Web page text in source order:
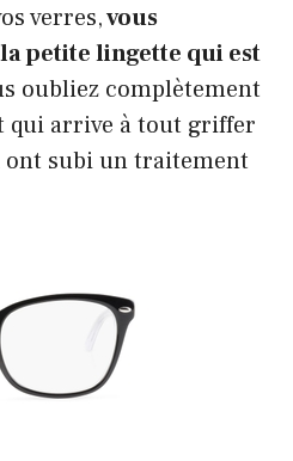
verres,vous
petite lingette qui est
oubliez complètement
qui arrive à tout griffer
ont subi un traitement